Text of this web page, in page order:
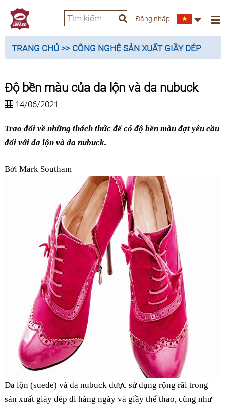
Đăng nhập
TRANG CHỦ >> CÔNG NGHỆ SẢN XUẤT GIẦY DÉP
Độ bền màu của da lộn và da nubuck
14/06/2021
Trao đổi về những thách thức để có độ bền màu đạt yêu cầu
đối với da lộn và da nubuck.
Bởi Mark Southam
Da lộn (suede) và da nubuck được sử dụng rộng rãi trong
sản xuất giày dép đi hàng ngày và giầy thể thao, cũng như